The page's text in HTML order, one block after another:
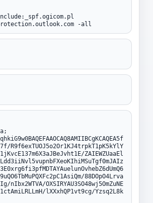
-all
R9f6exTUOJ5o2Or1KJ4trpkT1pK5kYlY
ZAIEWZUaaEl
88DOpO4Lrva
nIbx2WTVA/OXSIRYAU3SO48wj5OmZuNE
lXXxhQP1vt9cg/Yzsq2L8k